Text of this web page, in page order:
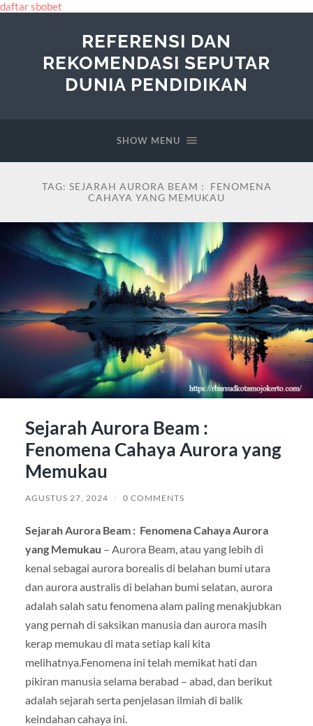
daftar sbobet
REFERENSI DAN
REKOMENDASI SEPUTAR
DUNIA PENDIDIKAN
SHOW MENU
TAG: SEJARAH AURORA BEAM : FENOMENA
CAHAYA YANG MEMUKAU
Sejarah Aurora Beam :
Fenomena Cahaya Aurora yang
Memukau
AGUSTUS 27, 2024 / 0 COMMENTS
Sejarah Aurora Beam : Fenomena Cahaya Aurora
yang Memukau – Aurora Beam, atau yang lebih di
kenal sebagai aurora borealis di belahan bumi utara
dan aurora australis di belahan bumi selatan, aurora
adalah salah satu fenomena alam paling menakjubkan
yang pernah di saksikan manusia dan aurora masih
kerap memukau di mata setiap kali kita
melihatnya.Fenomena ini telah memikat hati dan
pikiran manusia selama berabad – abad, dan berikut
adalah sejarah serta penjelasan ilmiah di balik
keindahan cahaya ini.